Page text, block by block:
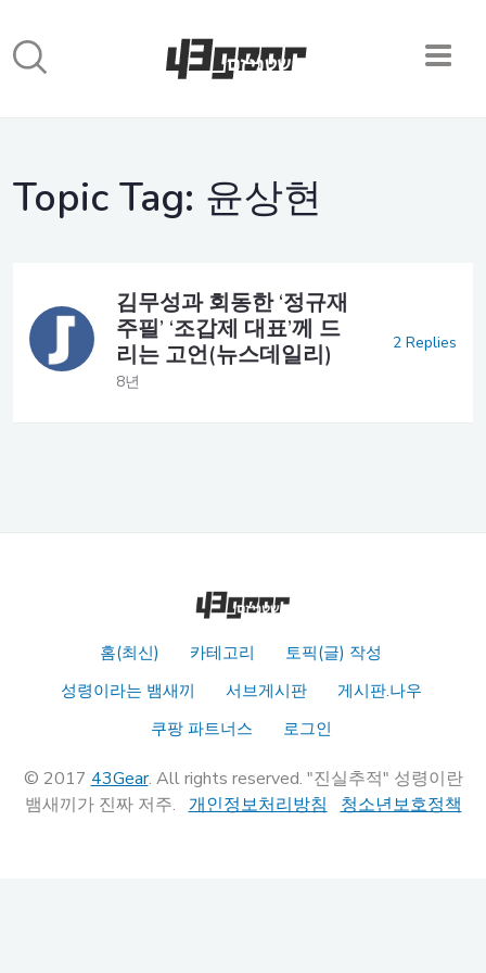
Topic Tag: 윤상현
김무성과 회동한 ‘정규재
주필’ ‘조갑제 대표’께 드
리는 고언(뉴스데일리)
8년
2 Replies
홈(최신) 카테고리
토픽(글) 작성
성령이라는 뱀새끼
서브게시판
게시판.나우
쿠팡 파트너스
로그인
© 2017 43Gear. All rights reserved. "진실추적" 성령이란
뱀새끼가 진짜 저주. 개인정보처리방침 청소년보호정책